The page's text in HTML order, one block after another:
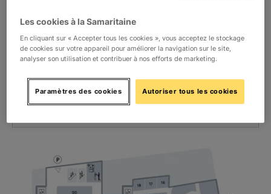
Location
-1 Beauty
Les cookies à la Samaritaine
En cliquant sur « Accepter tous les cookies », vous acceptez le stockage
de cookies sur votre appareil pour améliorer la navigation sur le site,
analyser son utilisation et contribuer à nos efforts de marketing.
Paramètres des cookies Autoriser tous les cookies